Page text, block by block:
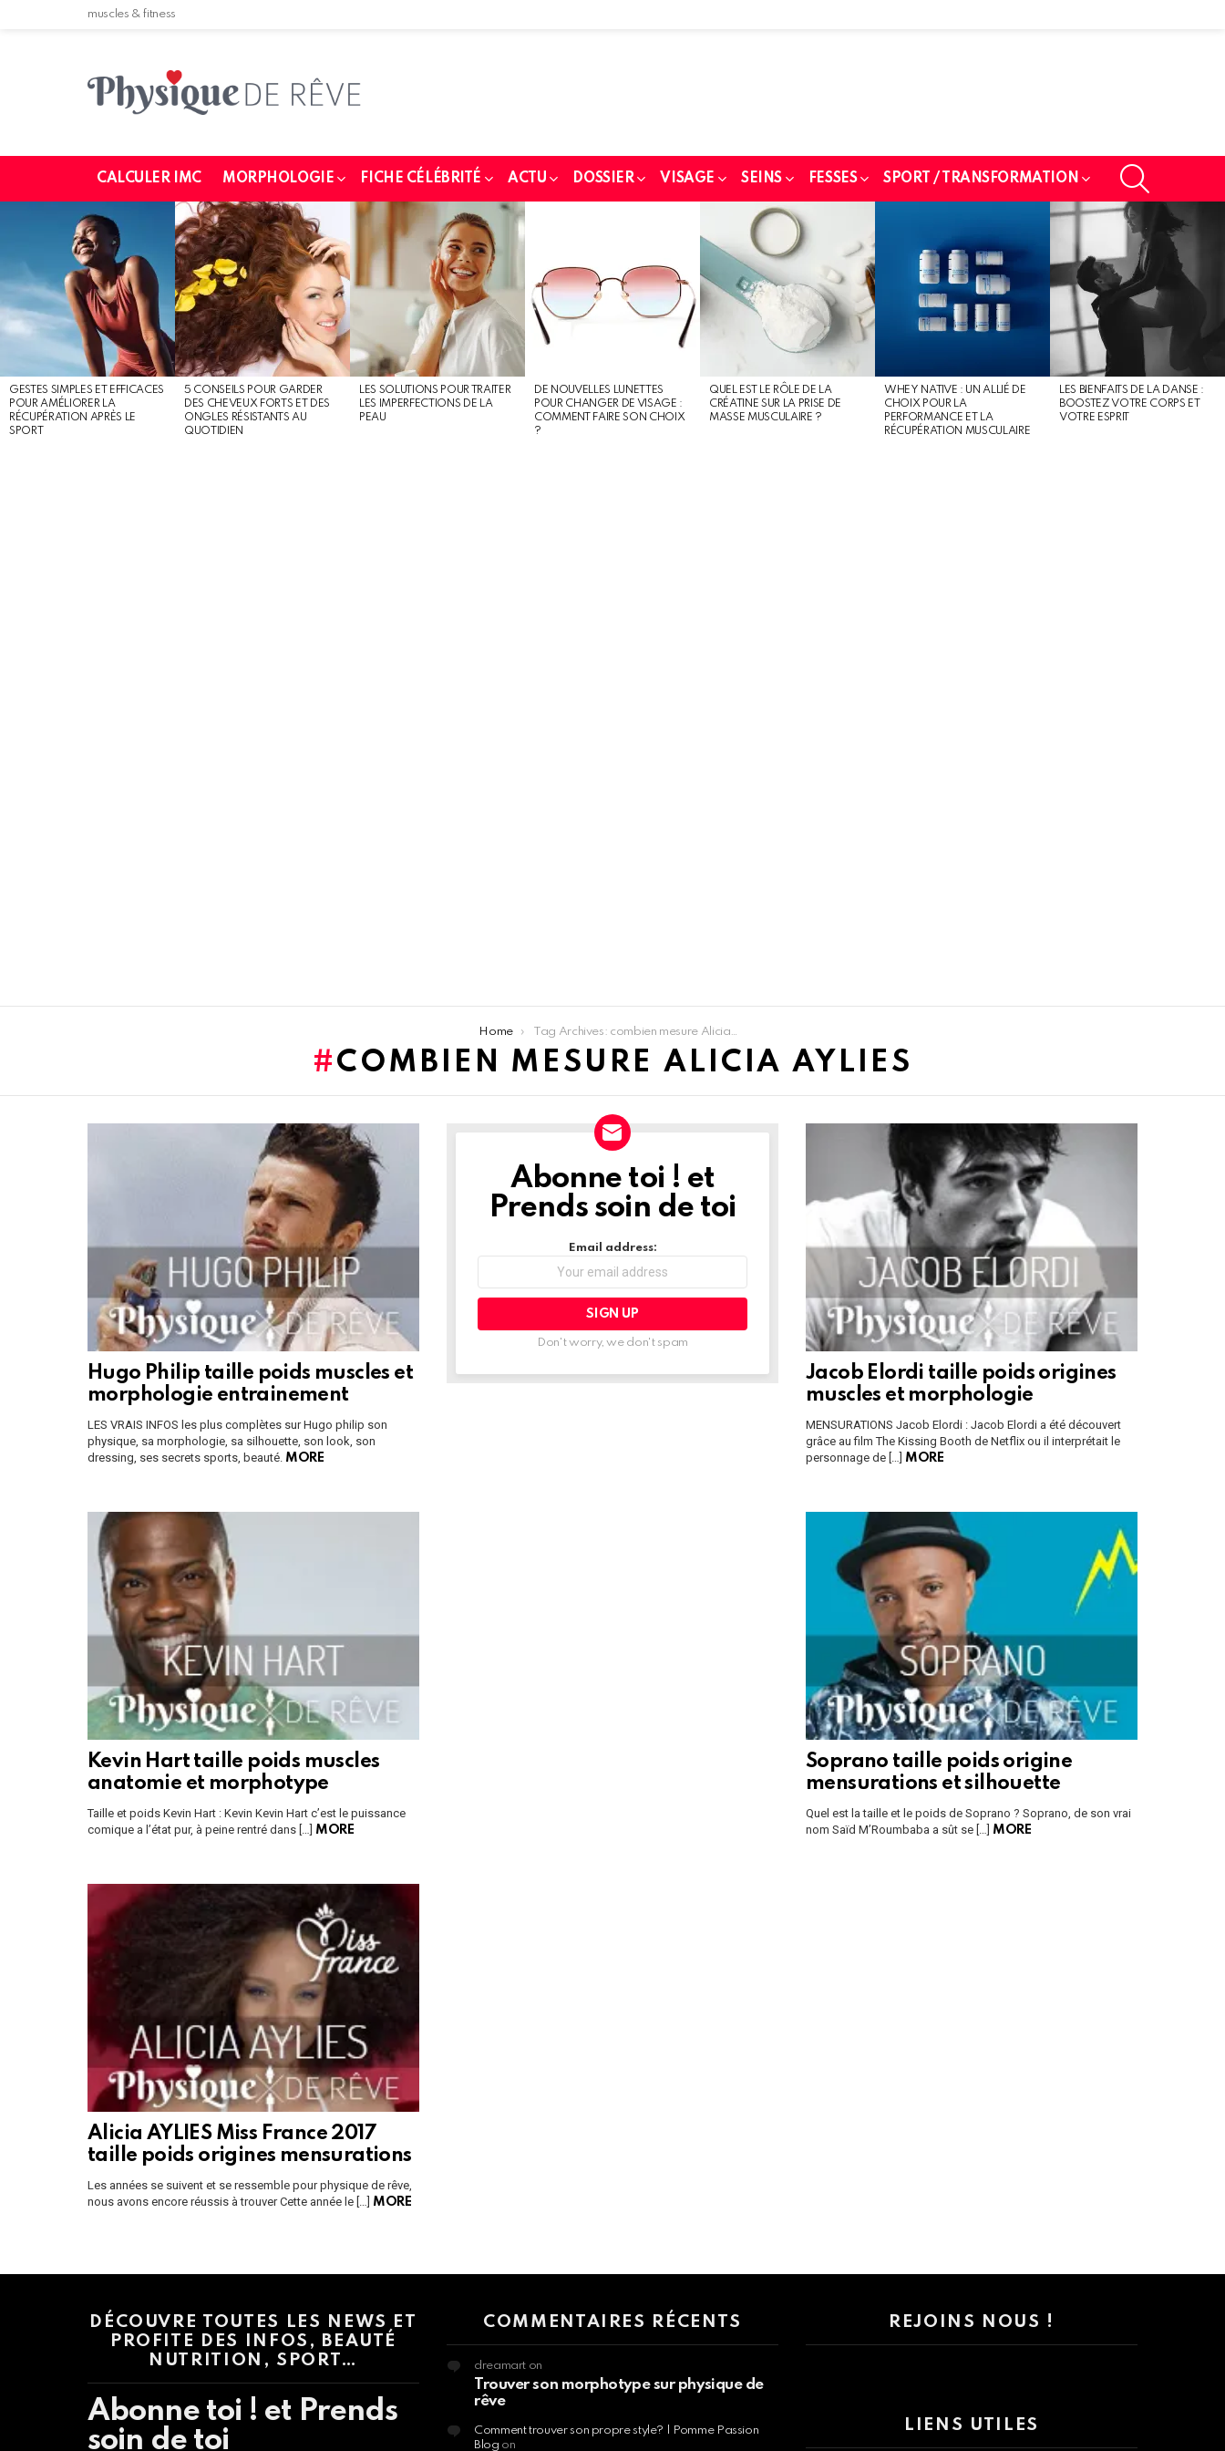
muscles & fitness
CALCULER IMC MORPHOLOGIE FICHE CÉLÉBRITÉ ACTU DOSSIER VISAGE SEINS FESSES SPORT / TRANSFORMATION
GESTES SIMPLES ET EFFICACES
POUR AMÉLIORER LA
RÉCUPÉRATION APRÈS LE
SPORT
5 CONSEILS POUR GARDER
DES CHEVEUX FORTS ET DES
ONGLES RÉSISTANTS AU
QUOTIDIEN
LES SOLUTIONS POUR TRAITER
LES IMPERFECTIONS DE LA
PEAU
DE NOUVELLES LUNETTES
POUR CHANGER DE VISAGE :
COMMENT FAIRE SON CHOIX
?
QUEL EST LE RÔLE DE LA
CRÉATINE SUR LA PRISE DE
MASSE MUSCULAIRE ?
WHEY NATIVE : UN ALLIÉ DE
CHOIX POUR LA
PERFORMANCE ET LA
RÉCUPÉRATION MUSCULAIRE
LES BIENFAITS DE LA DANSE :
BOOSTEZ VOTRE CORPS ET
VOTRE ESPRIT
Home Tag Archives: combien mesure Alicia AYLIES
COMBIEN MESURE ALICIA AYLIES
Hugo Philip taille poids muscles et
morphologie entrainement
LES VRAIS INFOS les plus complètes sur Hugo philip son
physique, sa morphologie, sa silhouette, son look, son
dressing, ses secrets sports, beauté. MORE
NEWSLETTER
Abonne toi ! et
Prends soin de toi
Email address:
Don't worry, we don't spam
Jacob Elordi taille poids origines
muscles et morphologie
MENSURATIONS Jacob Elordi : Jacob Elordi a été découvert
grâce au film The Kissing Booth de Netflix ou il interprétait le
personnage de […] MORE
Kevin Hart taille poids muscles
anatomie et morphotype
Taille et poids Kevin Hart : Kevin Kevin Hart c’est le puissance
comique a l’état pur, à peine rentré dans […]
MORE
Soprano taille poids origine
mensurations et silhouette
Quel est la taille et le poids de Soprano ? Soprano, de son vrai
nom Saïd M’Roumbaba a sût se […]
MORE
Alicia AYLIES Miss France 2017
taille poids origines mensurations
Les années se suivent et se ressemble pour physique de rêve,
nous avons encore réussis à trouver Cette année le […] MORE
DÉCOUVRE TOUTES LES NEWS ET
PROFITE DES INFOS, BEAUTÉ
NUTRITION, SPORT…
Abonne toi ! et Prends
soin de toi
COMMENTAIRES RÉCENTS
dreamart on
Trouver son morphotype sur physique de
rêve
Comment trouver son propre style? | Pomme Passion
Blog on
REJOINS NOUS !
LIENS UTILES